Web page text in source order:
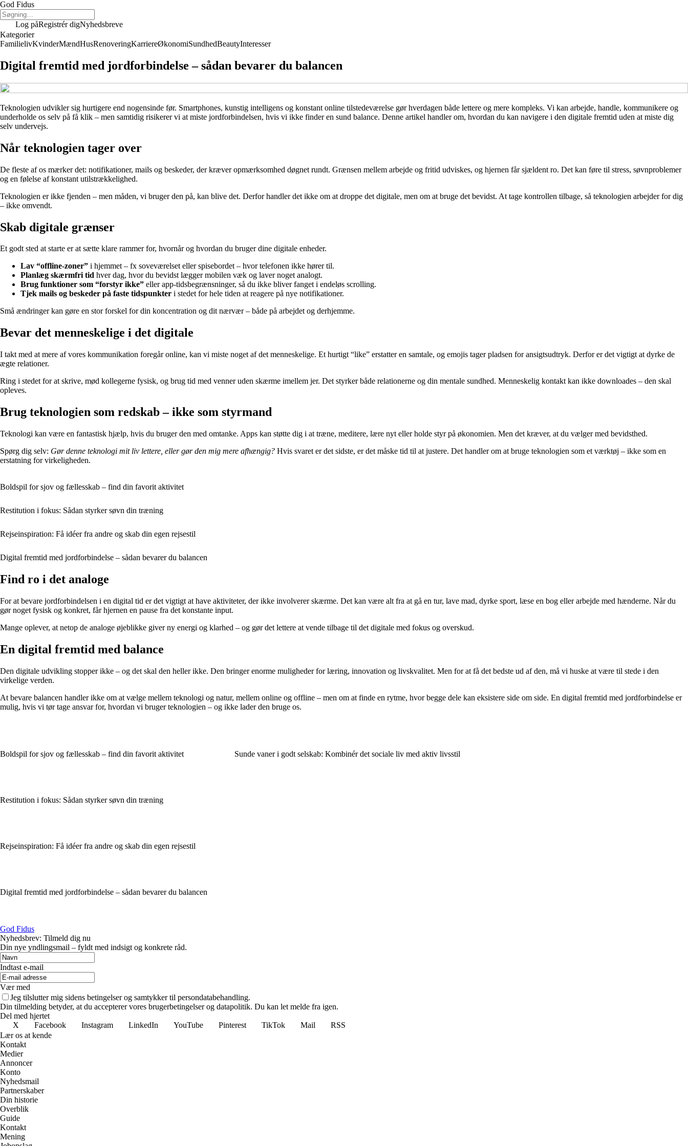
God Fidus
Log påRegistrér digNyhedsbreve
Kategorier
FamilielivKvinderMændHusRenoveringKarriereØkonomiSundhedBeautyInteresser
Digital fremtid med jordforbindelse – sådan bevarer du balancen
Teknologien udvikler sig hurtigere end nogensinde før. Smartphones, kunstig intelligens og konstant online tilstedeværelse gør hverdagen både lettere og mere kompleks. Vi kan arbejde, handle, kommunikere og
underholde os selv på få klik – men samtidig risikerer vi at miste jordforbindelsen, hvis vi ikke finder en sund balance. Denne artikel handler om, hvordan du kan navigere i den digitale fremtid uden at miste dig
selv undervejs.
Når teknologien tager over
De fleste af os mærker det: notifikationer, mails og beskeder, der kræver opmærksomhed døgnet rundt. Grænsen mellem arbejde og fritid udviskes, og hjernen får sjældent ro. Det kan føre til stress, søvnproblemer
og en følelse af konstant utilstrækkelighed.
Teknologien er ikke fjenden – men måden, vi bruger den på, kan blive det. Derfor handler det ikke om at droppe det digitale, men om at bruge det bevidst. At tage kontrollen tilbage, så teknologien arbejder for dig
– ikke omvendt.
Skab digitale grænser
Et godt sted at starte er at sætte klare rammer for, hvornår og hvordan du bruger dine digitale enheder.
Lav “offline-zoner” i hjemmet – fx soveværelset eller spisebordet – hvor telefonen ikke hører til.
Planlæg skærmfri tid hver dag, hvor du bevidst lægger mobilen væk og laver noget analogt.
Brug funktioner som “forstyr ikke” eller app-tidsbegrænsninger, så du ikke bliver fanget i endeløs scrolling.
Tjek mails og beskeder på faste tidspunkter i stedet for hele tiden at reagere på nye notifikationer.
Små ændringer kan gøre en stor forskel for din koncentration og dit nærvær – både på arbejdet og derhjemme.
Bevar det menneskelige i det digitale
I takt med at mere af vores kommunikation foregår online, kan vi miste noget af det menneskelige. Et hurtigt “like” erstatter en samtale, og emojis tager pladsen for ansigtsudtryk. Derfor er det vigtigt at dyrke de
ægte relationer.
Ring i stedet for at skrive, mød kollegerne fysisk, og brug tid med venner uden skærme imellem jer. Det styrker både relationerne og din mentale sundhed. Menneskelig kontakt kan ikke downloades – den skal
opleves.
Brug teknologien som redskab – ikke som styrmand
Teknologi kan være en fantastisk hjælp, hvis du bruger den med omtanke. Apps kan støtte dig i at træne, meditere, lære nyt eller holde styr på økonomien. Men det kræver, at du vælger med bevidsthed.
Spørg dig selv: Gør denne teknologi mit liv lettere, eller gør den mig mere afhængig? Hvis svaret er det sidste, er det måske tid til at justere. Det handler om at bruge teknologien som et værktøj – ikke som en
erstatning for virkeligheden.
Boldspil for sjov og fællesskab – find din favorit aktivitet
Restitution i fokus: Sådan styrker søvn din træning
Rejseinspiration: Få idéer fra andre og skab din egen rejse­stil
Digital fremtid med jordforbindelse – sådan bevarer du balancen
Find ro i det analoge
For at bevare jordforbindelsen i en digital tid er det vigtigt at have aktiviteter, der ikke involverer skærme. Det kan være alt fra at gå en tur, lave mad, dyrke sport, læse en bog eller arbejde med hænderne. Når du
gør noget fysisk og konkret, får hjernen en pause fra det konstante input.
Mange oplever, at netop de analoge øjeblikke giver ny energi og klarhed – og gør det lettere at vende tilbage til det digitale med fokus og overskud.
En digital fremtid med balance
Den digitale udvikling stopper ikke – og det skal den heller ikke. Den bringer enorme muligheder for læring, innovation og livskvalitet. Men for at få det bedste ud af den, må vi huske at være til stede i den
virkelige verden.
At bevare balancen handler ikke om at vælge mellem teknologi og natur, mellem online og offline – men om at finde en rytme, hvor begge dele kan eksistere side om side. En digital fremtid med jordforbindelse er
mulig, hvis vi tør tage ansvar for, hvordan vi bruger teknologien – og ikke lader den bruge os.
Boldspil for sjov og fællesskab – find din favorit aktivitet
Restitution i fokus: Sådan styrker søvn din træning
Rejseinspiration: Få idéer fra andre og skab din egen rejse­stil
Digital fremtid med jordforbindelse – sådan bevarer du balancen
Sunde vaner i godt selskab: Kombinér det sociale liv med aktiv livsstil
God Fidus
Nyhedsbrev: Tilmeld dig nu
Din nye yndlingsmail – fyldt med indsigt og konkrete råd.
Indtast e-mail
Vær med
Jeg tilslutter mig sidens betingelser og samtykker til persondatabehandling.
Din tilmelding betyder, at du accepterer vores brugerbetingelser og datapolitik. Du kan let melde fra igen.
Del med hjertet
X
Facebook Instagram LinkedIn YouTube Pinterest TikTok Mail
RSS
Lær os at kende
Kontakt
Medier
Annoncer
Konto
Nyhedsmail
Partnerskaber
Din historie
Overblik
Guide
Kontakt
Mening